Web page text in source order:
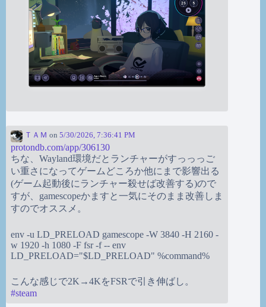
ＴＡＭ on 5/30/2026, 7:36:41 PM
protondb.com/app/306130
ちな、Wayland環境だとランチャーがすっっっご
い重さになってゲームどころか他にまで影響出る
(ゲーム起動後にランチャー殺せば改善する)ので
すが、gamescopeかますと一気にそのまま改善しま
すのでオススメ。
env -u LD_PRELOAD gamescope -W 3840 -H 2160 -
w 1920 -h 1080 -F fsr -f -- env
LD_PRELOAD="$LD_PRELOAD" %command%
こんな感じで2K→4KをFSRで引き伸ばし。
#steam